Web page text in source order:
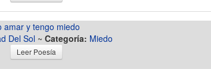
amar y tengo miedo
Del Sol ~ Categoría: Miedo
Leer Poesía